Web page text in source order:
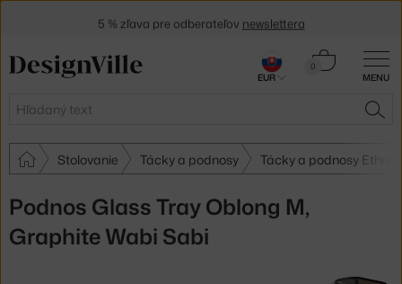
MENU
Hľadať
0
Košík
Stolovanie Tácky a podnosy Tácky a podnosy
Podnos Glass Tray Oblong M,
Graphite Wabi Sabi
5 % zľava pre odberateľov newslettera
30 dní na vrátenie tovaru
EUR